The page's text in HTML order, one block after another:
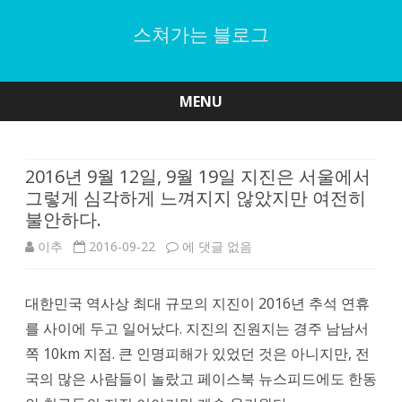
스쳐가는 블로그
MENU
2016년 9월 12일, 9월 19일 지진은 서울에서
그렇게 심각하게 느껴지지 않았지만 여전히
불안하다.
이추 2016-09-22
2016
9
12
에 댓글 없음
대한민국 역사상 최대 규모의 지진이 2016년 추석 연휴
를 사이에 두고 일어났다. 지진의 진원지는 경주 남남서
쪽 10km 지점. 큰 인명피해가 있었던 것은 아니지만, 전
국의 많은 사람들이 놀랐고 페이스북 뉴스피드에도 한동